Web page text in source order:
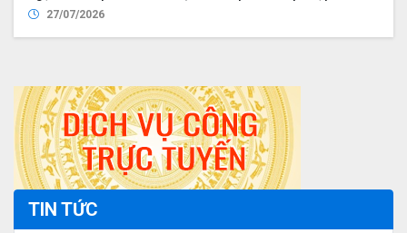
27/07/2026
TIN TỨC